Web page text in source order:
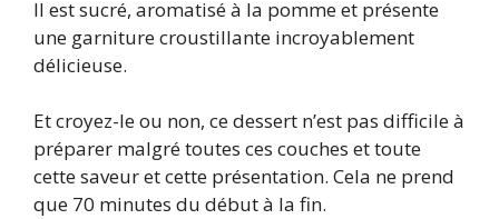
Il est sucré, aromatisé à la pomme et présente
une garniture croustillante incroyablement
délicieuse.
Et croyez-le ou non, ce dessert n’est pas difficile à
préparer malgré toutes ces couches et toute
cette saveur et cette présentation. Cela ne prend
que 70 minutes du début à la fin.